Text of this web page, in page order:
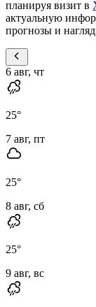
планируя визит в
актуальную
прогнозы и
6 авг, чт
25°
7 авг, пт
25°
8 авг, сб
25°
9 авг, вс